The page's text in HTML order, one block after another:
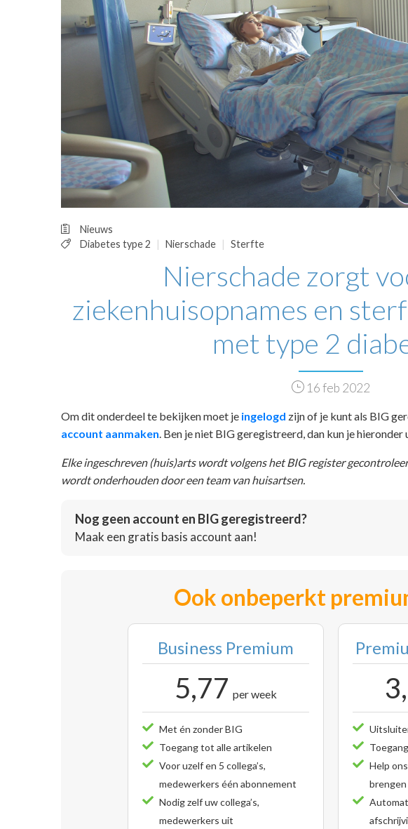
OPINIE
HUISARTSENPOST
PRAKTIJKZAKEN
TARIEVEN
VPHUISARTSEN
MEDISCHE VAKHANDEL
INLOGGEN
REGISTRATIE
Nieuws
Diabetes type 2
Nierschade Sterfte
Nierschade zorgt
ziekenhuisopnames en
met type 2
16 feb 2022
Om dit onderdeel te bekijken moet je ingelogd zijn of je kunt als BIG
account aanmaken . Ben je niet BIG geregistreerd, dan kun je
Elke ingeschreven (huis)arts wordt volgens het BIG register
wordt onderhouden door een team van huisartsen.
Nog geen account en BIG geregistreerd?
Maak een gratis basis account aan!
Ook onbeperkt
Business Premium
5,77 per week
Met én zonder BIG
Toegang tot alle artikelen
Voor uzelf en 5 collega’s,
medewerkers één abonnement
Nodig zelf uw collega’s,
medewerkers uit
Help
brengen